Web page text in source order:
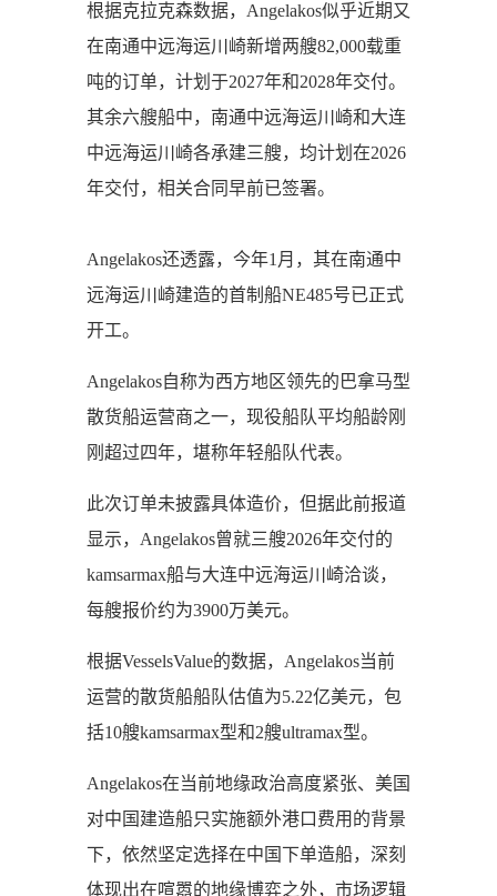
根据克拉克森数据，Angelakos似乎近期又
在南通中远海运川崎新增两艘82,000载重
吨的订单，计划于2027年和2028年交付。
其余六艘船中，南通中远海运川崎和大连
中远海运川崎各承建三艘，均计划在2026
年交付，相关合同早前已签署。
Angelakos还透露，今年1月，其在南通中
远海运川崎建造的首制船NE485号已正式
开工。
Angelakos自称为西方地区领先的巴拿马型
散货船运营商之一，现役船队平均船龄刚
刚超过四年，堪称年轻船队代表。
此次订单未披露具体造价，但据此前报道
显示，Angelakos曾就三艘2026年交付的
kamsarmax船与大连中远海运川崎洽谈，
每艘报价约为3900万美元。
根据VesselsValue的数据，Angelakos当前
运营的散货船船队估值为5.22亿美元，包
括10艘kamsarmax型和2艘ultramax型。
Angelakos在当前地缘政治高度紧张、美国
对中国建造船只实施额外港口费用的背景
下，依然坚定选择在中国下单造船，深刻
体现出在喧嚣的地缘博弈之外，市场逻辑